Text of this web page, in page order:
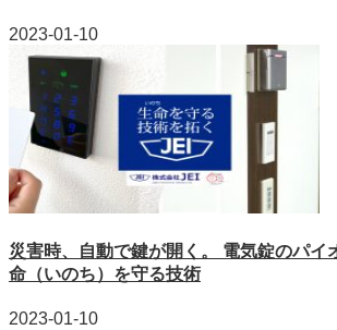
2023-01-10
災害時、自動で鍵が開く。 電気錠のパイ
命（いのち）を守る技術
2023-01-10